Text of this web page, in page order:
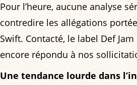
Pour l’heure, aucune analyse
contredire les allégations
Swift. Contacté, le label Def Jam
encore répondu à nos
Une tendance lourde dans